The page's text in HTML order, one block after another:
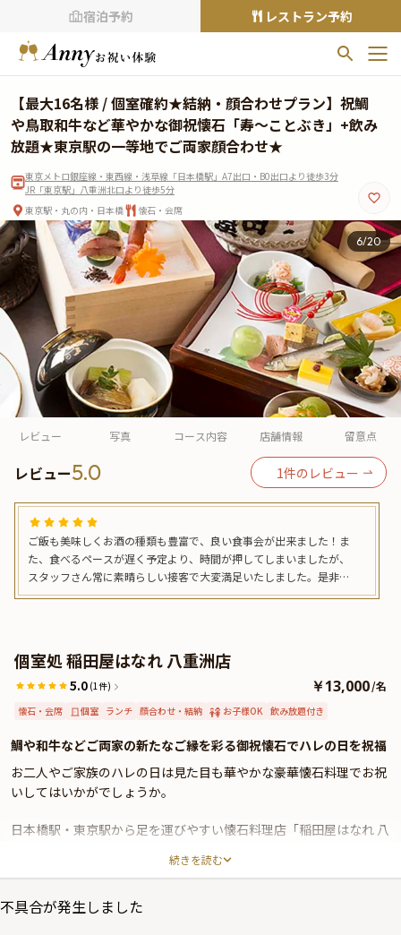
宿泊予約 レストラン予約
お気に入りプラン
お気に入りの登録がありません
プランの をクリックすることで
お気に入りに追加できます。
閲覧履歴
閲覧履歴はありません
過去に見たお店が最大10件まで表示されます。
10件を超えると、古いものから順に削除されます。
TOP
Annyお祝い体験について
Annyお祝いアイテムについて
よくあるご質問
【最大16名様 / 個室確約★結納・顔合わせプラン】祝鯛
や鳥取和牛など華やかな御祝懐石「寿～ことぶき」+飲み
放題★東京駅の一等地でご両家顔合わせ★
東京メトロ銀座線・東西線・浅草線「日本橋駅」A7出口・B0出口より徒歩3分
JR「東京駅」八重洲北口より徒歩5分
東京駅・丸の内・日本橋
懐石・会席
7/20
レビュー 写真 コース内容 店舗情報 留意点
レビュー5.0 1件のレビュー
ご飯も美味しくお酒の種類も豊富で、良い食事会が出来ました！ま
た、食べるペースが遅く予定より、時間が押してしまいましたが、
スタッフさん常に素晴らしい接客で大変満足いたしました。是非、
また利用させていただきます！
個室処 稲田屋はなれ 八重洲店
5.0 (1件) ￥13,000/名
懐石・会席 個室 ランチ 顔合わせ・結納 お子様OK 飲み放題付き
鯛や和牛などご両家の新たなご縁を彩る御祝懐石でハレの日を祝福
お二人やご家族のハレの日は見た目も華やかな豪華懐石料理でお祝
いしてはいかがでしょうか。
日本橋駅・東京駅から足を運びやすい懐石料理店「稲田屋はなれ 八
本酒と合う懐石料理の数々を、全席完全個室の和空間(2～16名様)
続きを読む
不具合が発生しました